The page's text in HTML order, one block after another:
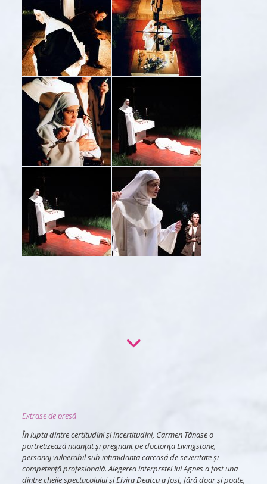
Extrase de presă
În lupta dintre certitudini și incertitudini, Carmen Tănase o
portretizează nuanțat și pregnant pe doctorița Livingstone,
personaj vulnerabil sub intimidanta carcasă de severitate și
competență profesională. Alegerea interpretei lui Agnes a fost una
dintre cheile spectacolului și Elvira Deatcu a fost, fără doar și poate,